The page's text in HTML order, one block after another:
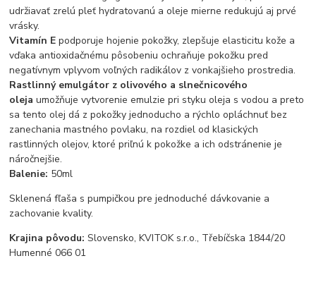
udržiavať zrelú pleť hydratovanú a oleje mierne redukujú aj prvé
vrásky.
Vitamín E podporuje hojenie pokožky, zlepšuje elasticitu kože a
vďaka antioxidačnému pôsobeniu ochraňuje pokožku pred
negatívnym vplyvom voľných radikálov z vonkajšieho prostredia.
Rastlinný emulgátor z olivového a slnečnicového
oleja umožňuje vytvorenie emulzie pri styku oleja s vodou a preto
sa tento olej dá z pokožky jednoducho a rýchlo opláchnuť bez
zanechania mastného povlaku, na rozdiel od klasických
rastlinných olejov, ktoré priľnú k pokožke a ich odstránenie je
náročnejšie.
Balenie: 50ml
Sklenená fľaša s pumpičkou pre jednoduché dávkovanie a
zachovanie kvality.
Krajina pôvodu: Slovensko, KVITOK s.r.o., Třebíčska 1844/20
Humenné 066 01